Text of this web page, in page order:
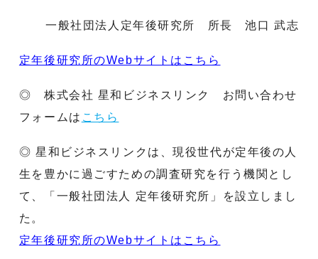
一般社団法人定年後研究所 所長 池口 武志
定年後研究所のWebサイトはこちら
◎ 株式会社 星和ビジネスリンク お問い合わせ
フォームは こちら
◎ 星和ビジネスリンクは、現役世代が定年後の人
生を豊かに過ごすための調査研究を行う機関とし
て、「一般社団法人 定年後研究所」を設立しまし
た。
定年後研究所のWebサイトはこちら